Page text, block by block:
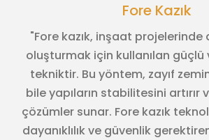
Fore Kazık
"Fore kazık, inşaat
oluşturmak için kullanılan güçlü
tekniktir. Bu yöntem, zayıf
bile yapıların stabilitesini artırır
çözümler sunar. Fore kazık
dayanıklılık ve güvenlik